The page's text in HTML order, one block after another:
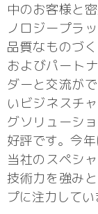
中のお客様と
ノロジープラ
品質なものづ
およびパート
ダーと交流が
いビジネスチ
グソリューシ
好評です。今
当社のスペシ
技術力を強み
プに注力してい